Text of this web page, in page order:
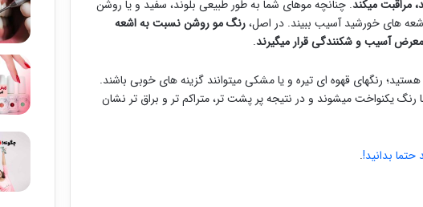
مراقبت میکند. چنانچه موهای شما به طور طبیعی بلوند، سفید و یا روشن
اشعه های خورشید آسیب ببیند. در اصل،رنگ مو روشن نسبت به اشعه
آسیب و شکنندگی قرار میگیرند.
رنگهای قهوه ای تیره و یا مشکی میتوانند گزینه های خوبی باشند.
یکنواخت میشوند و در نتیجه پر پشت تر، متراکم تر و براق تر نشان
حتما بدانید!.